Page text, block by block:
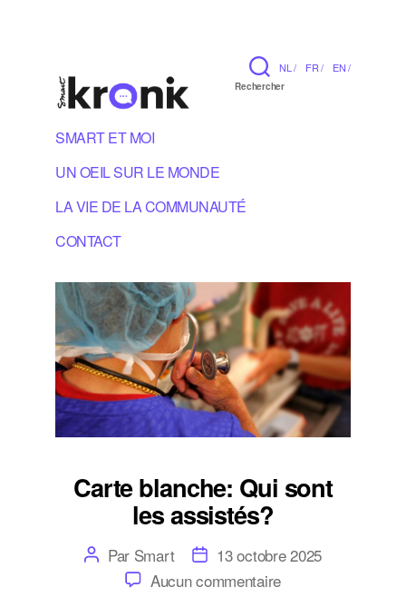
NL / FR / EN /
Rechercher
SMART ET MOI
UN OEIL SUR LE MONDE
LA VIE DE LA COMMUNAUTÉ
CONTACT
Carte blanche: Qui sont
les assistés?
Auteur
de
l’article
Par Smart Date
de
l’article
13 octobre 2025
Aucun commentairesur